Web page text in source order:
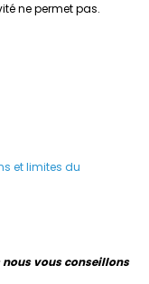
ne permet pas.
et limites du
nous vous conseillons